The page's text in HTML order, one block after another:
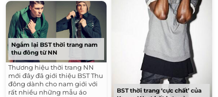
Ngắm lại BST thời trang nam
thu đông từ NN
Thương hiệu thời trang NN
mới đây đã giới thiệu BST Thu
đông dành cho nam giới với
rất nhiều những mẫu áo
BST thời trang ‘cực chất’ của